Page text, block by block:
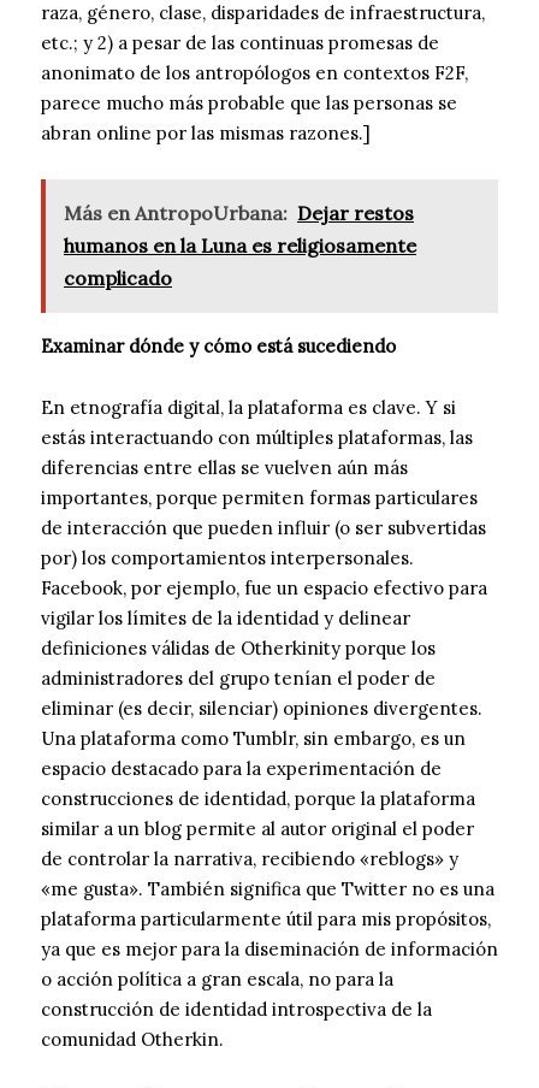
raza, género, clase, disparidades de infraestructura,
etc.; y 2) a pesar de las continuas promesas de
anonimato de los antropólogos en contextos F2F,
parece mucho más probable que las personas se
abran online por las mismas razones.]
Más en AntropoUrbana: Dejar restos
humanos en la Luna es religiosamente
complicado
Examinar dónde y cómo está sucediendo
En etnografía digital, la plataforma es clave. Y si
estás interactuando con múltiples plataformas, las
diferencias entre ellas se vuelven aún más
importantes, porque permiten formas particulares
de interacción que pueden influir (o ser subvertidas
por) los comportamientos interpersonales.
Facebook, por ejemplo, fue un espacio efectivo para
vigilar los límites de la identidad y delinear
definiciones válidas de Otherkinity porque los
administradores del grupo tenían el poder de
eliminar (es decir, silenciar) opiniones divergentes.
Una plataforma como Tumblr, sin embargo, es un
espacio destacado para la experimentación de
construcciones de identidad, porque la plataforma
similar a un blog permite al autor original el poder
de controlar la narrativa, recibiendo «reblogs» y
«me gusta». También significa que Twitter no es una
plataforma particularmente útil para mis propósitos,
ya que es mejor para la diseminación de información
o acción política a gran escala, no para la
construcción de identidad introspectiva de la
comunidad Otherkin.